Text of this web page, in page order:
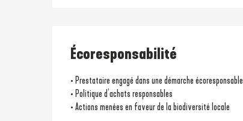
Écoresponsabilité
• Prestataire engagé dans une démarche écoresponsable
• Politique d’achats responsables
• Actions menées en faveur de la biodiversité locale